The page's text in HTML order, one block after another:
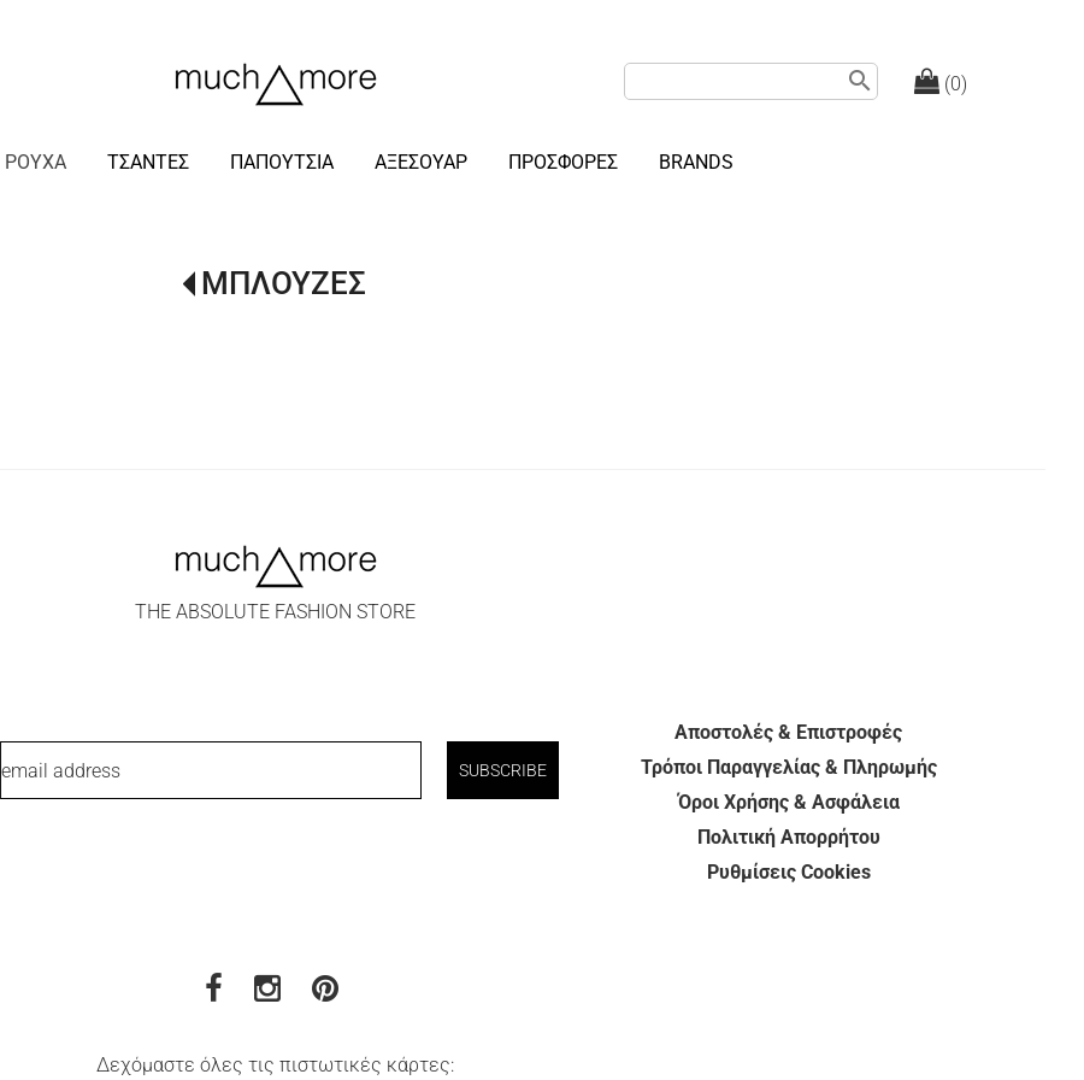
(0)
search
ΡΟΥΧΑ ΤΣΑΝΤΕΣ ΠΑΠΟΥΤΣΙΑ ΑΞΕΣΟΥΑΡ ΠΡΟΣΦΟΡΕΣ BRANDS
ΜΠΛΟΥΖΕΣ
THE ABSOLUTE FASHION STORE
email address SUBSCRIBE
Αποστολές & Επιστροφές
Τρόποι Παραγγελίας & Πληρωμής
Όροι Χρήσης & Ασφάλεια
Πολιτική Απορρήτου
Ρυθμίσεις Cookies
Δεχόμαστε όλες τις πιστωτικές κάρτες: